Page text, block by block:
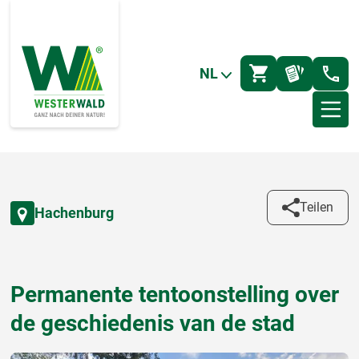
NL
Hachenburg Teilen
Permanente tentoonstelling over
de geschiedenis van de stad